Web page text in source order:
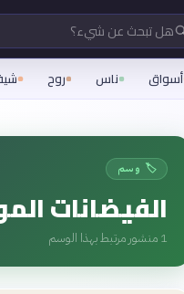
هل تبحث عن شيء؟
أسواق ناس روح
🏷️ وسم
الفيضانات
1 منشور مرتبط بهذا الوسم